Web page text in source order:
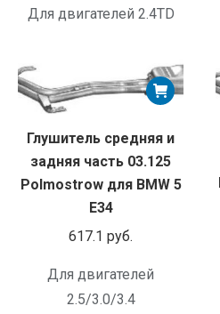
Для двигателей 2.4TD
Глушитель средняя и
задняя часть 03.125
Polmostrow для BMW 5
E34
617.1 руб.
Для двигателей
2.5/3.0/3.4